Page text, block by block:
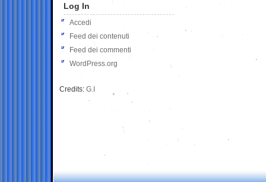
Log In
Accedi
Feed dei contenuti
Feed dei commenti
WordPress.org
Credits: G.I